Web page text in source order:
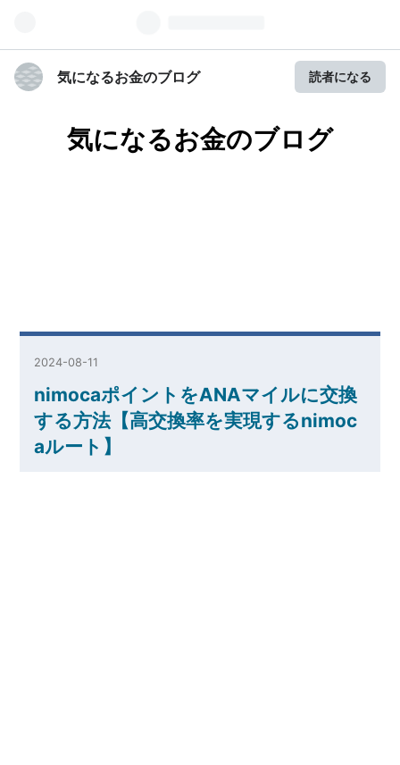
気になるお金のブログ 読者になる
気になるお金のブログ
2024-08-11
nimocaポイントをANAマイルに交換
する方法【高交換率を実現するnimoc
aルート】